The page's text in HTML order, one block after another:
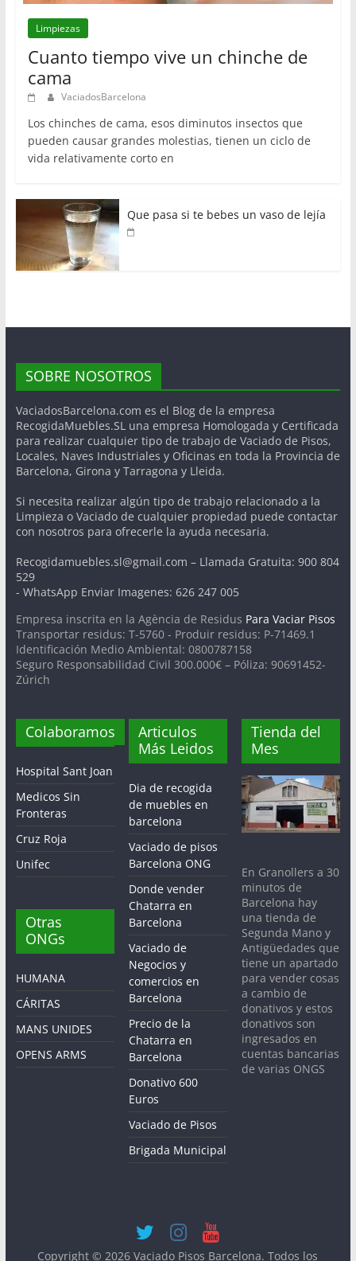
Limpiezas
Cuanto tiempo vive un chinche de
cama
VaciadosBarcelona
Los chinches de cama, esos diminutos insectos que
pueden causar grandes molestias, tienen un ciclo de
vida relativamente corto en
Que pasa si te bebes un vaso de lejía
SOBRE NOSOTROS
VaciadosBarcelona.com es el Blog de la empresa
RecogidaMuebles.SL una empresa Homologada y Certificada
para realizar cualquier tipo de trabajo de Vaciado de Pisos,
Locales, Naves Industriales y Oficinas en toda la Provincia de
Barcelona, Girona y Tarragona y Lleida.
Si necesita realizar algún tipo de trabajo relacionado a la
Limpieza o Vaciado de cualquier propiedad puede contactar
con nosotros para ofrecerle la ayuda necesaria.
Recogidamuebles.sl@gmail.com – Llamada Gratuita: 900 804
529
- WhatsApp Enviar Imagenes: 626 247 005
Empresa inscrita en la Agència de Residus Para Vaciar Pisos
Transportar residus: T-5760 - Produir residus: P-71469.1
Identificación Medio Ambiental: 0800787158
Seguro Responsabilidad Civil 300.000€ – Póliza: 90691452-
Zúrich
Colaboramos
Hospital Sant Joan
Medicos Sin
Fronteras
Cruz Roja
Unifec
Otras
ONGs
HUMANA
CÁRITAS
MANS UNIDES
OPENS ARMS
Articulos
Más Leidos
Dia de recogida
de muebles en
barcelona
Vaciado de pisos
Barcelona ONG
Donde vender
Chatarra en
Barcelona
Vaciado de
Negocios y
comercios en
Barcelona
Precio de la
Chatarra en
Barcelona
Donativo 600
Euros
Vaciado de Pisos
Brigada Municipal
Tienda del
Mes
En Granollers a 30
minutos de
Barcelona hay
una tienda de
Segunda Mano y
Antigüedades que
tiene un apartado
para vender cosas
a cambio de
donativos y estos
donativos son
ingresados en
cuentas bancarias
de varias ONGS
Copyright © 2026Vaciado Pisos Barcelona. Todos los